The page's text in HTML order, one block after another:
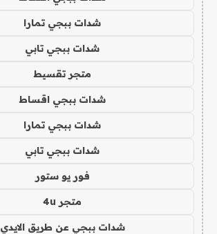
شدات ببجي تمارا
شدات ببجي تابي
متجر تقسيط
شدات ببجي اقساط
شدات ببجي تمارا
شدات ببجي تابي
فور يو ستور
متجر 4u
شدات ببجي عن طريق الايدي